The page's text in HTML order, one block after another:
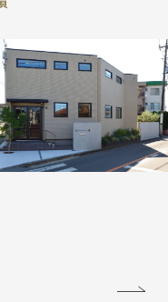
猫と暮らす、中庭を中心に回遊